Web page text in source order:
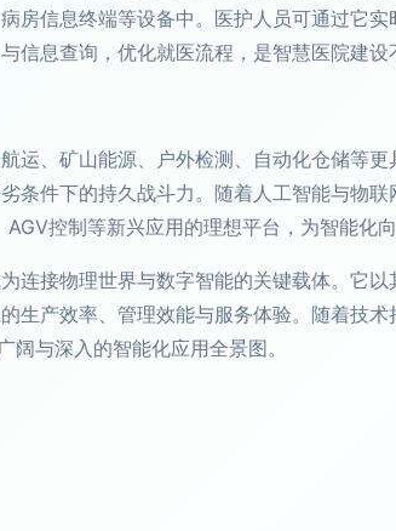
房信息终端等设备中。医护人员可通过它
息查询，优化就医流程，是智慧医院建设
运、矿山能源、户外检测、自动化仓储等
条件下的持久战斗力。随着人工智能与物
控制等新兴应用的理想平台，为智能化
接物理世界与数字智能的关键载体。它以
生产效率、管理效能与服务体验。随着技
阔与深入的智能化应用全景图。